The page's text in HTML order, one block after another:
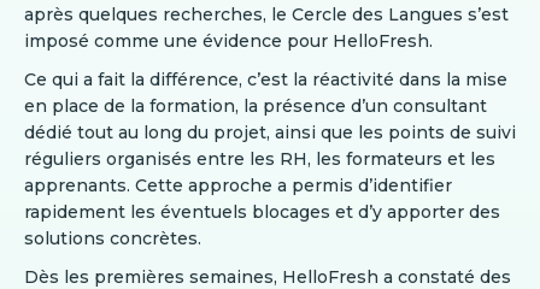
après quelques recherches, le Cercle des Langues s’est
imposé comme une évidence pour HelloFresh.
Ce qui a fait la différence, c’est la réactivité dans la mise
en place de la formation, la présence d’un consultant
dédié tout au long du projet, ainsi que les points de suivi
réguliers organisés entre les RH, les formateurs et les
apprenants. Cette approche a permis d’identifier
rapidement les éventuels blocages et d’y apporter des
solutions concrètes.
Dès les premières semaines, HelloFresh a constaté des